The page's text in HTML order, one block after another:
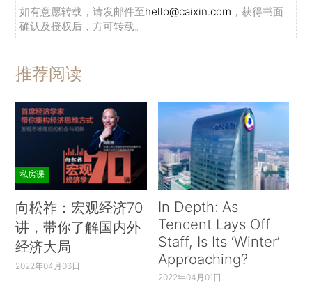
如有意愿转载，请发邮件至hello@caixin.com ，获得书面
确认及授权后，方可转载。
推荐阅读
私房课
向松祚：宏观经济70
讲，带你了解国内外
经济大局
2022年04月06日
In Depth: As
Tencent Lays Off
Staff, Is Its ‘Winter’
Approaching?
2022年04月01日